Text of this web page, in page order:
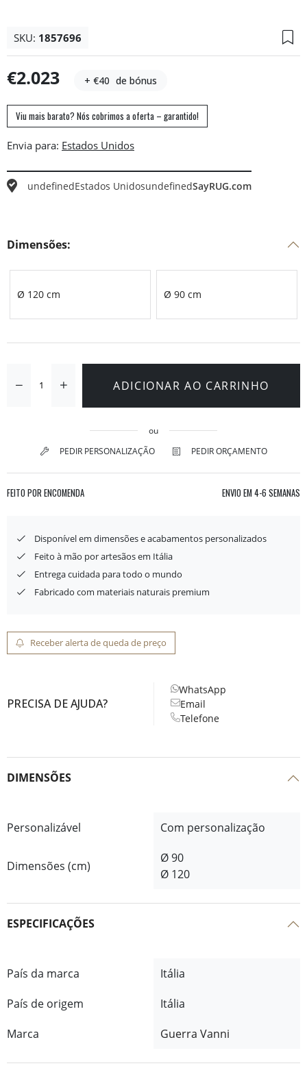
SKU: 1857696
€2.023 + €40 de bónus
Viu mais barato? Nós cobrimos a oferta – garantido!
Envia para:
undefinedEstados UnidosundefinedSayRUG.com
Dimensões:
Ø 120 cm Ø 90 cm
ADICIONAR AO CARRINHO
ou
PEDIR PERSONALIZAÇÃO
PEDIR ORÇAMENTO
FEITO POR ENCOMENDA ENVIO EM 4-6 SEMANAS
Disponível em dimensões e acabamentos personalizados
Feito à mão por artesãos em Itália
Entrega cuidada para todo o mundo
Fabricado com materiais naturais premium
Receber alerta de queda de preço
PRECISA DE AJUDA?
WhatsApp
Email
Telefone
DIMENSÕES
Personalizável Com personalização
Dimensões (cm)
Ø 90
Ø 120
ESPECIFICAÇÕES
País da marca
Itália
País de origem
Itália
Marca
Guerra Vanni